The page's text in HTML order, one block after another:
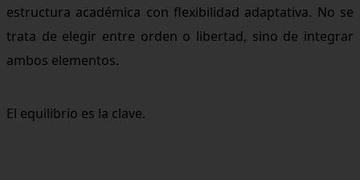
estructura académica con flexibilidad adaptativa. No se
trata de elegir entre orden o libertad, sino de integrar
ambos elementos.
El equilibrio es la clave.